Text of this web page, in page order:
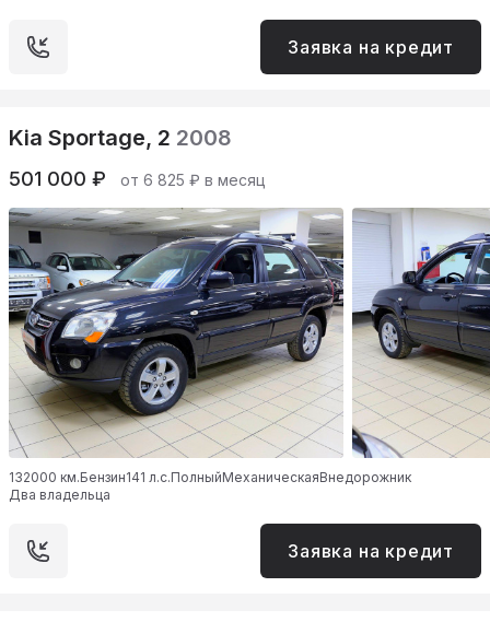
Заявка на кредит
Kia Sportage, 2 2008
501 000 ₽ от 6 825 ₽ в месяц
132000 км.Бензин141 л.с.ПолныйМеханическаяВнедорожник
Два владельца
Заявка на кредит